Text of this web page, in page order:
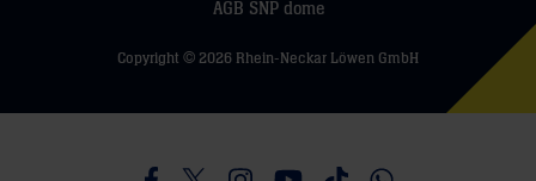
AGB SNP dome
Copyright © 2026 Rhein-Neckar Löwen GmbH